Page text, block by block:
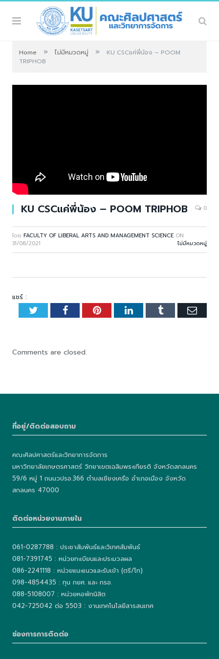
Home » ไม่มีหมวดหมู่ »
KU CSCแค่พี่น้อง – POOM
TRIPHOB
KU CSCแค่พี่น้อง – POOM TRIPHOB 0
โดย FACULTY OF LIBERAL ARTS AND MANAGEMENT SCIENCE ON
31/08/2021
ไม่มีหมวดหมู่
แชร์ :
TwitterFacebookPinterestLinkedInTumblr
Comments are closed.
ที่อยู่/ติดต่อสอบถาม
คณะศิลปศาสตร์และวิทยาการจัดการ
มหาวิทยาลัยเกษตรศาสตร์ วิทยาเขตเฉลิมพระเกียรติ จังหวัดสกลนคร
59/6 หมู่ 1 ถนนวปรอ.366 ตำบลเชียงเครือ อำเภอเมือง จังหวัด
สกลนคร 47000
ติดต่อหน่วยงานภายใน
061-0287788 : ประชาสัมพันธ์และวิเทศสัมพันธ์
081-7391745 : หน่วยทะเบียนและประมวลผล
086-2241118 : หน่วยแนะแนวและรับเข้า (ตรี/โท)
098-4854435 : ทุน กยศ. และ กรอ.
088-5108007 : หน่วยหอพักนิสิต
042-725042 ต่อ 5503 : งานเทคโนโลยีสารสนเทศ
ช่องการการติดต่อ